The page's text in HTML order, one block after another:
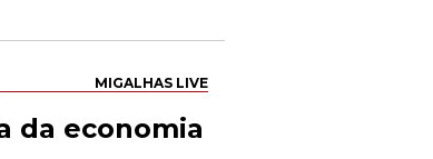
MIGALHAS LIVE
da economia